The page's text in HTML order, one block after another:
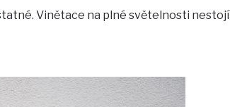
Vinětace na plné světelnosti nestojí